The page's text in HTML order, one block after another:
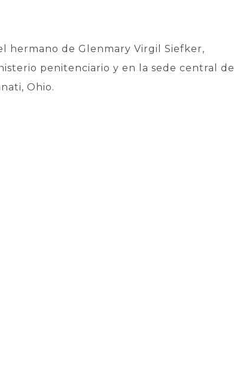
hermano de Glenmary Virgil Siefker,
penitenciario y en la sede central de
Ohio.